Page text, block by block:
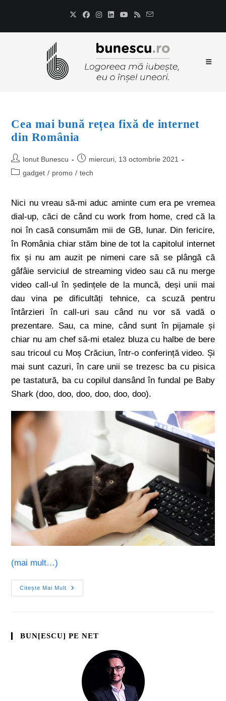
Cea mai bună rețea fixă de internet
din România
Ionut Bunescu
miercuri, 13 octombrie 2021
gadget / promo / tech
Nici nu vreau să-mi aduc aminte cum era pe vremea
dial-up, căci de când cu work from home, cred că la
noi în casă consumăm mii de GB, lunar. Din fericire,
în România chiar stăm bine de tot la capitolul internet
fix și nu am auzit pe nimeni care să se plângă că
gâfâie serviciul de streaming video sau că nu merge
video call-ul în ședințele de la muncă, deși unii mai
dau vina pe dificultăți tehnice, ca scuză pentru
întârzieri în call-uri sau când nu vor să vadă o
prezentare. Sau, ca mine, când sunt în pijamale și
chiar nu am chef să-mi etalez bluza cu halbe de bere
sau tricoul cu Moș Crăciun, într-o conferință video. Și
mai sunt cazuri, în care unii se trezesc ba cu pisica
pe tastatură, ba cu copilul dansând în fundal pe Baby
Shark (doo, doo, doo, doo, doo, doo).
(mai mult…)
Citește Mai Mult
BUN[ESCU] PE NET